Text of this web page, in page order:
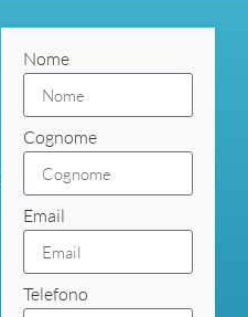
Nome
Cognome
Email
Telefono